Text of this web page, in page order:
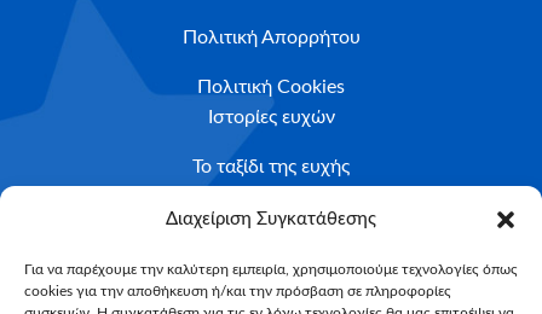
Διαχείριση Συγκατάθεσης
Για να παρέχουμε την καλύτερη εμπειρία, χρησιμοποιούμε τεχνολογίες όπως
cookies για την αποθήκευση ή/και την πρόσβαση σε πληροφορίες
Πολιτική Απορρήτου
Πολιτική Cookies
Ιστορίες ευχών
Το ταξίδι της ευχής
Κριτήρια Καταλληλότητας
Υποβολή Αιτήματος
NEWSLETTER